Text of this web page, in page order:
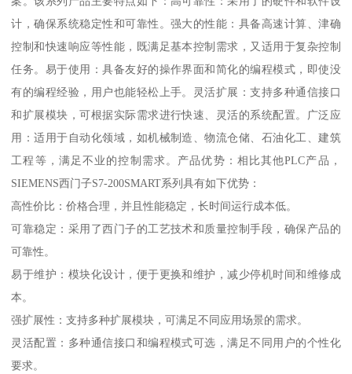
计，确保系统稳定性和可靠性。强大的性能：具备高速计算、津确
控制和快速响应等性能，既满足基本控制需求，又适用于复杂控制
任务。易于使用：具备友好的操作界面和简化的编程模式，即使没
有的编程经验，用户也能轻松上手。灵活扩展：支持多种通信接口
和扩展模块，可根据实际需求进行快速、灵活的系统配置。广泛应
用：适用于自动化领域，如机械制造、物流仓储、石油化工、建筑
工程等，满足不业的控制需求。产品优势：相比其他PLC产品，
SIEMENS西门子S7-200SMART系列具有如下优势：
高性价比：价格合理，并且性能稳定，长时间运行成本低。
可靠稳定：采用了西门子的工艺技术和质量控制手段，确保产品的
可靠性。
易于维护：模块化设计，便于更换和维护，减少停机时间和维修成
本。
强扩展性：支持多种扩展模块，可满足不同应用场景的需求。
灵活配置：多种通信接口和编程模式可选，满足不同用户的个性化
要求。